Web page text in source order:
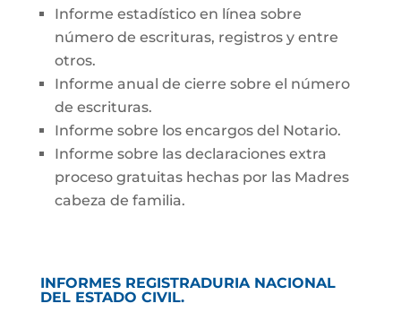
Informe estadístico en línea sobre
número de escrituras, registros y entre
otros.
Informe anual de cierre sobre el número
de escrituras.
Informe sobre los encargos del Notario.
Informe sobre las declaraciones extra
proceso gratuitas hechas por las Madres
cabeza de familia.
INFORMES REGISTRADURIA NACIONAL
DEL ESTADO CIVIL.